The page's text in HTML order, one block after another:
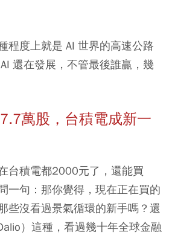
程度上就是 AI 世界的高速公路
還在發展，不管最後誰贏，幾
萬股，台積電成新一
台積電都2000元了，還能買
一句：那你覺得，現在正在買的
些沒看過景氣循環的新手嗎？還
）這種，看過幾十年全球金融